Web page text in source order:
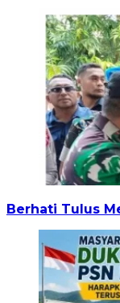
Berhati Tulus